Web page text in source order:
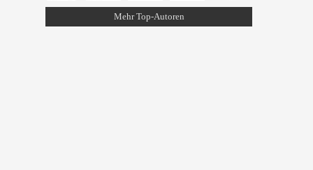
Mehr Top-Autoren